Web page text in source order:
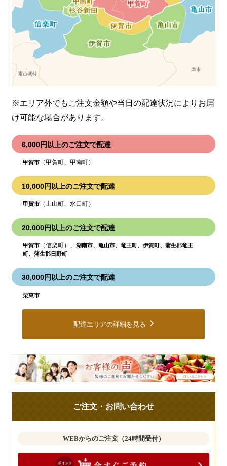
※エリア外でもご注文金額や当日の配達状況により お届
け可能な場合があります。
6,000円以上のご注文で配達
甲賀市 （甲賀町、甲南町）
10,000円以上のご注文で配達
甲賀市 （土山町、水口町）
20,000円以上のご注文で配達
甲賀市 （信楽町）、湖南市、亀山市、竜王町、伊賀町、蒲生郡竜王
町、蒲生郡日野町
30,000円以上のご注文で配達
栗東市
配達エリアの詳細を見る
皆
様
の
見
聞
ご注文・お問い合わせ
WEBからのご注文（24時間受付）